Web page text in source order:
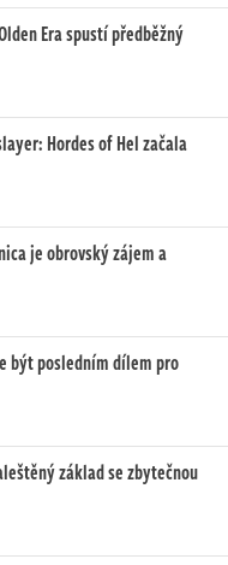
Era spustí předběžný
Hordes of Hel začala
je obrovský zájem a
být posledním dílem pro
základ se zbytečnou